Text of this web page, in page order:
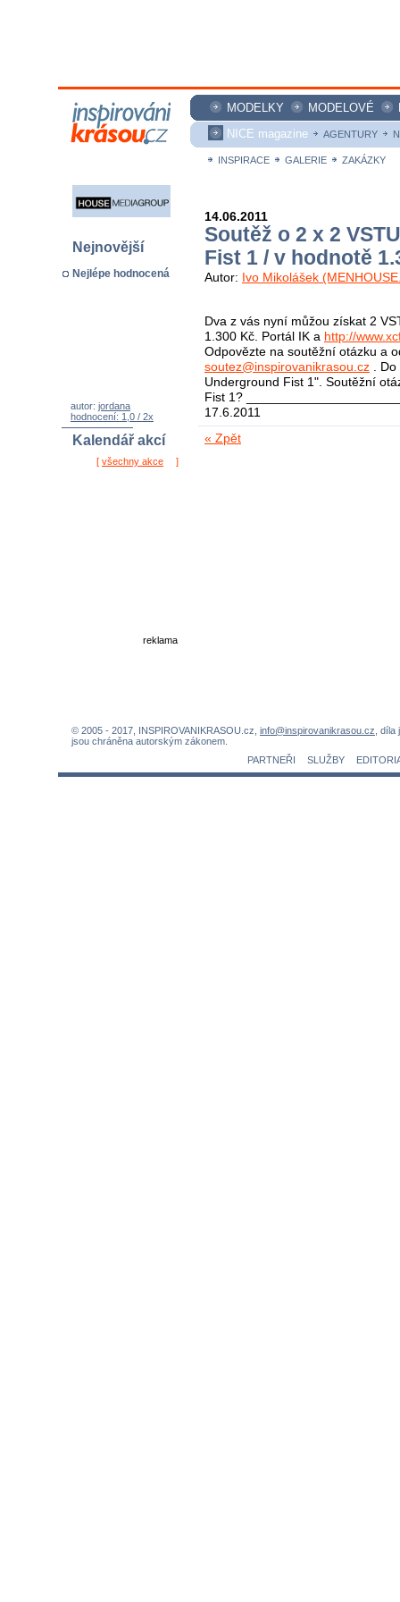
MODELKY MODELOVÉ
NICE magazine
AGENTURY
INSPIRACE GALERIE ZAKÁZKY
Nejnovější
Nejlépe hodnocená
autor: jordana
hodnocení: 1,0 / 2x
Kalendář akcí
[ všechny akce ]
14.06.2011
Soutěž o 2 x 2
Fist 1 / v hodnotě
Autor: Ivo Mikolášek
Dva z vás nyní můžou získat 2
1.300 Kč. Portál IK a http://
Odpovězte na soutěžní otázku a
soutez@inspirovanikrasou.cz .
Underground Fist 1". Soutěžní
Fist 1?
17.6.2011
« Zpět
reklama
© 2005 - 2017, INSPIROVANIKRASOU.cz, info@inspirovanikrasou.cz ,
jsou chráněna autorským zákonem.
PARTNEŘI
SLUŽBY